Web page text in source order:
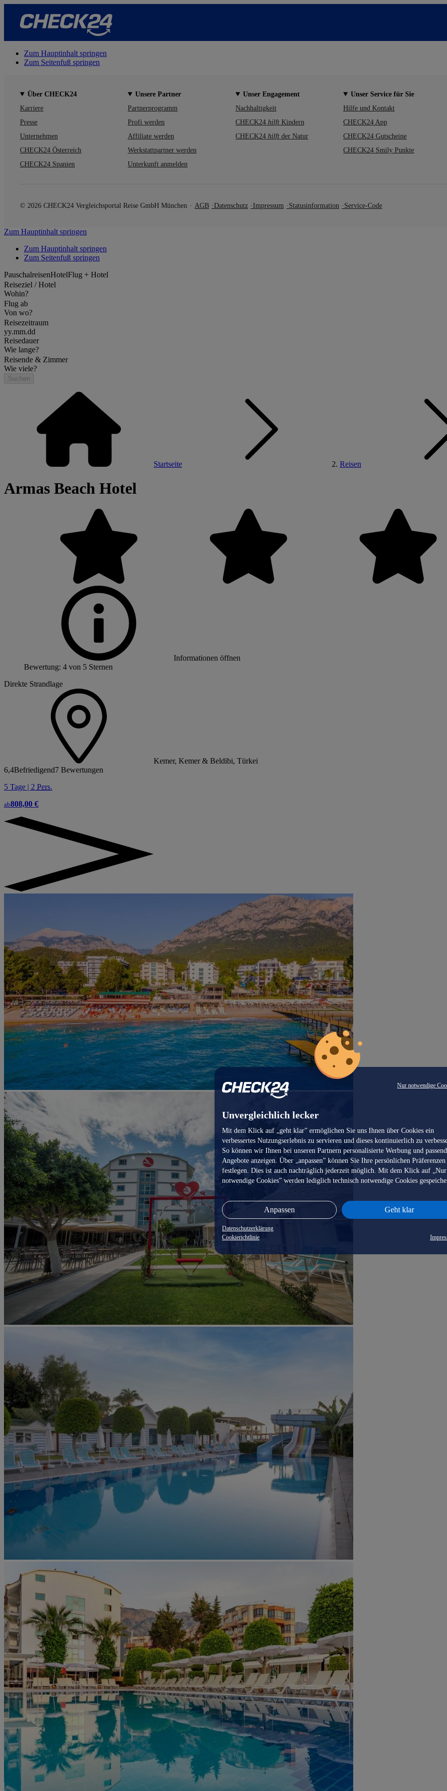
Nur notwendige
Unvergleichlich lecker
Mit dem Klick auf „geht klar” ermöglichen Sie uns Ihnen über Cookies ein
verbessertes Nutzungserlebnis zu servieren und dieses kontinuierlich zu
So können wir Ihnen bei unseren Partnern personalisierte Werbung und
Angebote anzeigen. Über „anpassen” können Sie Ihre persönlichen Präferenzen
festlegen. Dies ist auch nachträglich jederzeit möglich. Mit dem Klick auf „Nur
notwendige Cookies” werden lediglich technisch notwendige Cookies
Anpassen Geht klar
Datenschutzerklärung
Cookierichtlinie
Zum Hauptinhalt springen
Zum Seitenfuß springen
Über CHECK24
Karriere
Presse
Unternehmen
CHECK24 Österreich
CHECK24 Spanien
Unsere Partner
Partnerprogramm
Profi werden
Affiliate werden
Werkstattpartner werden
Unterkunft anmelden
Unser Engagement
Nachhaltigkeit
CHECK24 hilft Kindern
CHECK24 hilft der Natur
Unser Service für Sie
Hilfe und Kontakt
CHECK24 App
CHECK24 Gutscheine
CHECK24 Smily Punkte
© 2026 CHECK24 Vergleichsportal Reise GmbH München AGB Datenschutz Impressum Statusinformation Service-Code
Zum Hauptinhalt springen
Zum Hauptinhalt springen
Zum Seitenfuß springen
PauschalreisenHotelFlug + Hotel
Reiseziel / Hotel
Wohin?
Flug ab
Von wo?
Reisezeitraum
yy.mm.dd
Reisedauer
Wie lange?
Reisende & Zimmer
Wie viele?
Suchen
Startseite Reisen
Armas Beach Hotel
Informationen öffnen
Bewertung: 4 von 5 Sternen
Direkte Strandlage
Kemer, Kemer & Beldibi, Türkei
6,4Befriedigend7 Bewertungen
5 Tage | 2 Pers.
ab808,00 €